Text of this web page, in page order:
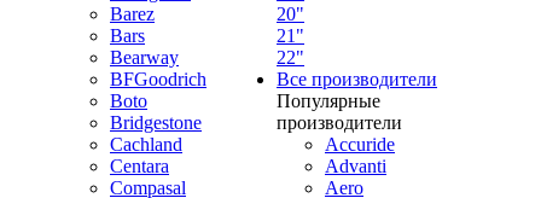
Barez
Bars
Bearway
BFGoodrich
Boto
Bridgestone
Cachland
Centara
Compasal
20"
21"
22"
Все производители
Популярные
производители
Accuride
Advanti
Aero